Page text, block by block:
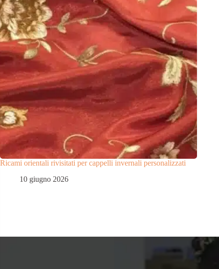
Ricami orientali rivisitati per cappelli invernali personalizzati
10 giugno 2026